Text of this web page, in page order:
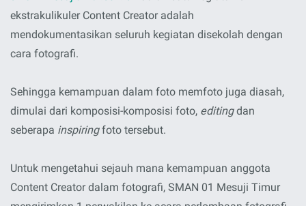
ekstrakulikuler Content Creator adalah
mendokumentasikan seluruh kegiatan disekolah dengan
cara fotografi.
Sehingga kemampuan dalam foto memfoto juga diasah,
dimulai dari komposisi-komposisi foto, editingdan
seberapa inspiringfoto tersebut.
Untuk mengetahui sejauh mana kemampuan anggota
Content Creator dalam fotografi, SMAN 01 Mesuji Timur